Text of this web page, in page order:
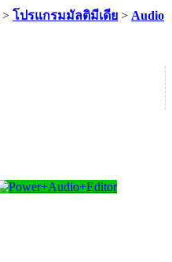
> โปรแกรมมัลติมีเดีย > Audio